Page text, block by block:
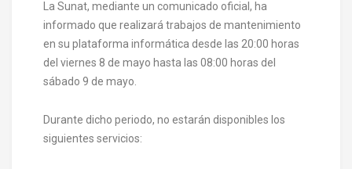
La Sunat, mediante un comunicado oficial, ha
informado que realizará trabajos de mantenimiento
en su plataforma informática desde las 20:00 horas
del viernes 8 de mayo hasta las 08:00 horas del
sábado 9 de mayo.
Durante dicho periodo, no estarán disponibles los
siguientes servicios: